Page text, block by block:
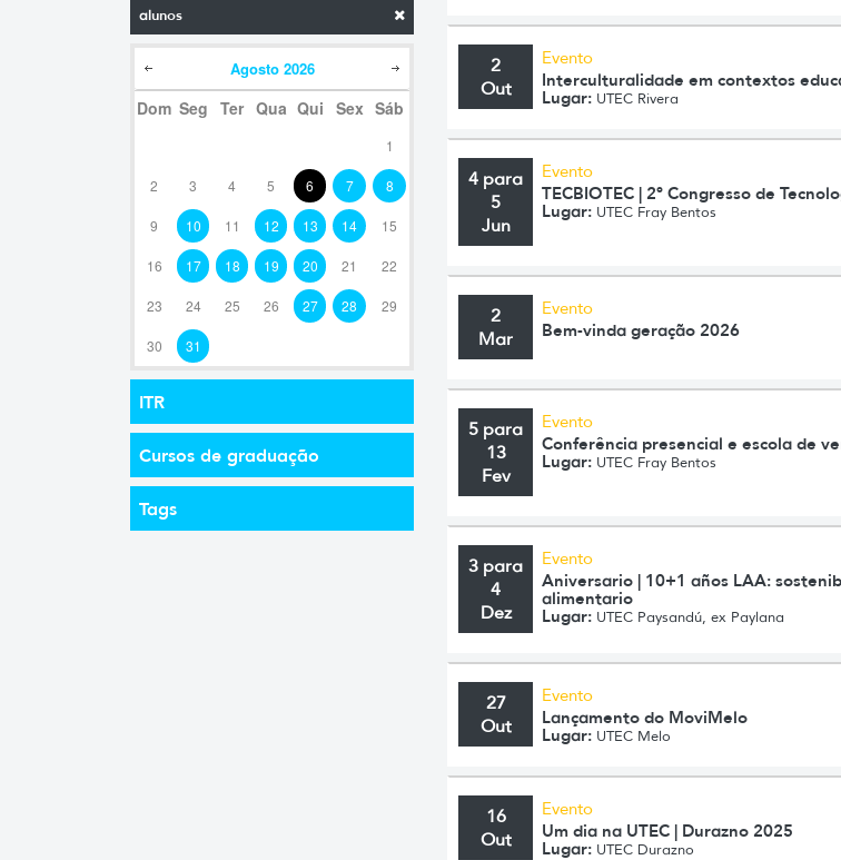
alunos
Agosto 2026
Dom Seg Ter Qua Qui Sex Sáb
1
2 3 4 5 6 7 8
9 10 11 12 13 14 15
16 17 18 19 20 21 22
23 24 25 26 27 28 29
30 31
ITR
Cursos de graduação
Tags
2
Out
Evento
Interculturalidade em contextos
Lugar: UTEC Rivera
4 para
5
Jun
Evento
TECBIOTEC | 2º Congresso de
Lugar: UTEC Fray Bentos
2
Mar
Evento
Bem-vinda geração 2026
5 para
13
Fev
Evento
Conferência presencial e escola de
Lugar: UTEC Fray Bentos
3 para
4
Dez
Evento
Aniversario | 10+1 años LAA:
alimentario
Lugar: UTEC Paysandú, ex Paylana
27
Out
Evento
Lançamento do MoviMelo
Lugar: UTEC Melo
16
Out
Evento
Um dia na UTEC | Durazno 2025
Lugar: UTEC Durazno